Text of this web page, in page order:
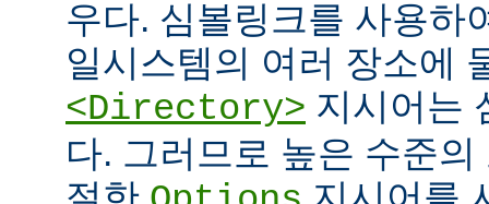
우다. 심볼링크를 사용하
일시스템의 여러 장소에
<Directory> 지시어는
다. 그러므로 높은 수준